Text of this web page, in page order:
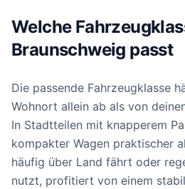
Welche
Braunschweig passt
Die passende Fahrzeugklasse
Wohnort allein ab als von
In Stadtteilen mit knapperem
kompakter Wagen praktischer
häufig über Land fährt oder
nutzt, profitiert von einem